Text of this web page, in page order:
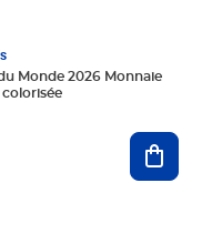
Monde 2026 Monnaie